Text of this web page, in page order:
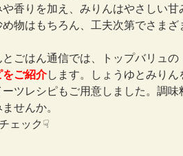
香りを加え、みりんはやさしい
物はもちろん、工夫次第でさま
ごはん通信では、トップバリュの
をご紹介します。しょうゆとみりん
ツレシピもご用意しました。調
せんか。
ェック☟